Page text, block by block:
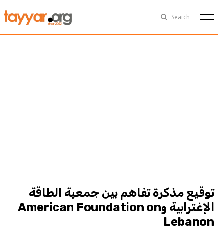
Search
Fri, Aug 7th 29°C
توقيع مذكرة تفاهم بين جمعية الطاقة
الإغترابية وAmerican Foundation on
Lebanon